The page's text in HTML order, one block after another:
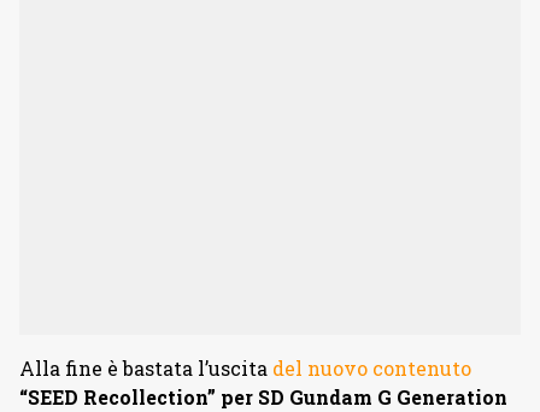
Alla fine è bastata l’uscita del nuovo contenuto
“SEED Recollection” per SD Gundam G Generation